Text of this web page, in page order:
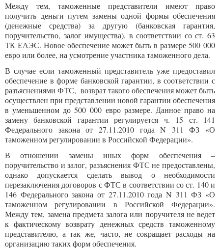
Между тем, таможенные представители имеют право
получить деньги путем замены одной формы обеспечения
(денежные средства) за другую (банковская гарантия,
поручительство, залог имущества), в соответствии со ст. 63
ТК ЕАЭС. Новое обеспечение может быть в размере 500 000
евро или более, на усмотрение участника таможенного дела.
В случае если таможенный представитель уже предоставил
обеспечение в форме банковской гарантии, в соответствии с
разъяснениями ФТС, возврат такого обеспечения может быть
осуществлен при представлении новой гарантии обеспечения
в уменьшенном до 500 000 евро размере. Данное право на
замену банковской гарантии регулируется ч. 15 ст. 141
Федерального закона от 27.11.2010 года N 311 ФЗ «О
таможенном регулировании в Российской Федерации».
В отношении замены иных форм обеспечения –
поручительство и залог, разъяснения ФТС не предоставлены,
однако допускается сделать вывод о необходимости
перезаключения договоров с ФТС в соответствии со ст. 140 и
146 Федерального закона от 27.11.2010 года N 311 ФЗ «О
таможенном регулировании в Российской Федерации».
Между тем, замена предмета залога или поручителя не ведет
к фактическому возврату денежных средств таможенному
представителю, а так же, часто, не сокращает расходы на
организацию таких форм обеспечения.